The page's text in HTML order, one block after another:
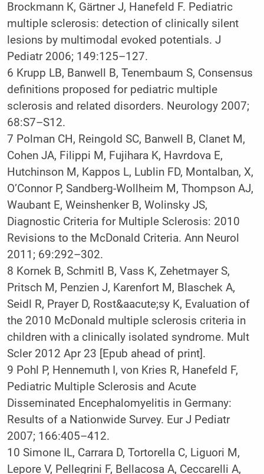
Brockmann K, Gärtner J, Hanefeld F. Pediatric
multiple sclerosis: detection of clinically silent
lesions by multimodal evoked potentials. J
Pediatr 2006; 149:125–127.
6 Krupp LB, Banwell B, Tenembaum S, Consensus
definitions proposed for pediatric multiple
sclerosis and related disorders. Neurology 2007;
68:S7–S12.
7 Polman CH, Reingold SC, Banwell B, Clanet M,
Cohen JA, Filippi M, Fujihara K, Havrdova E,
Hutchinson M, Kappos L, Lublin FD, Montalban, X,
O’Connor P, Sandberg-Wollheim M, Thompson AJ,
Waubant E, Weinshenker B, Wolinsky JS,
Diagnostic Criteria for Multiple Sclerosis: 2010
Revisions to the McDonald Criteria. Ann Neurol
2011; 69:292–302.
8 Kornek B, Schmitl B, Vass K, Zehetmayer S,
Pritsch M, Penzien J, Karenfort M, Blaschek A,
Seidl R, Prayer D, Rost&aacute;sy K, Evaluation of
the 2010 McDonald multiple sclerosis criteria in
children with a clinically isolated syndrome. Mult
Scler 2012 Apr 23 [Epub ahead of print].
9 Pohl P, Hennemuth I, von Kries R, Hanefeld F,
Pediatric Multiple Sclerosis and Acute
Disseminated Encephalomyelitis in Germany:
Results of a Nationwide Survey. Eur J Pediatr
2007; 166:405–412.
10 Simone IL, Carrara D, Tortorella C, Liguori M,
Lepore V, Pellegrini F, Bellacosa A, Ceccarelli A,